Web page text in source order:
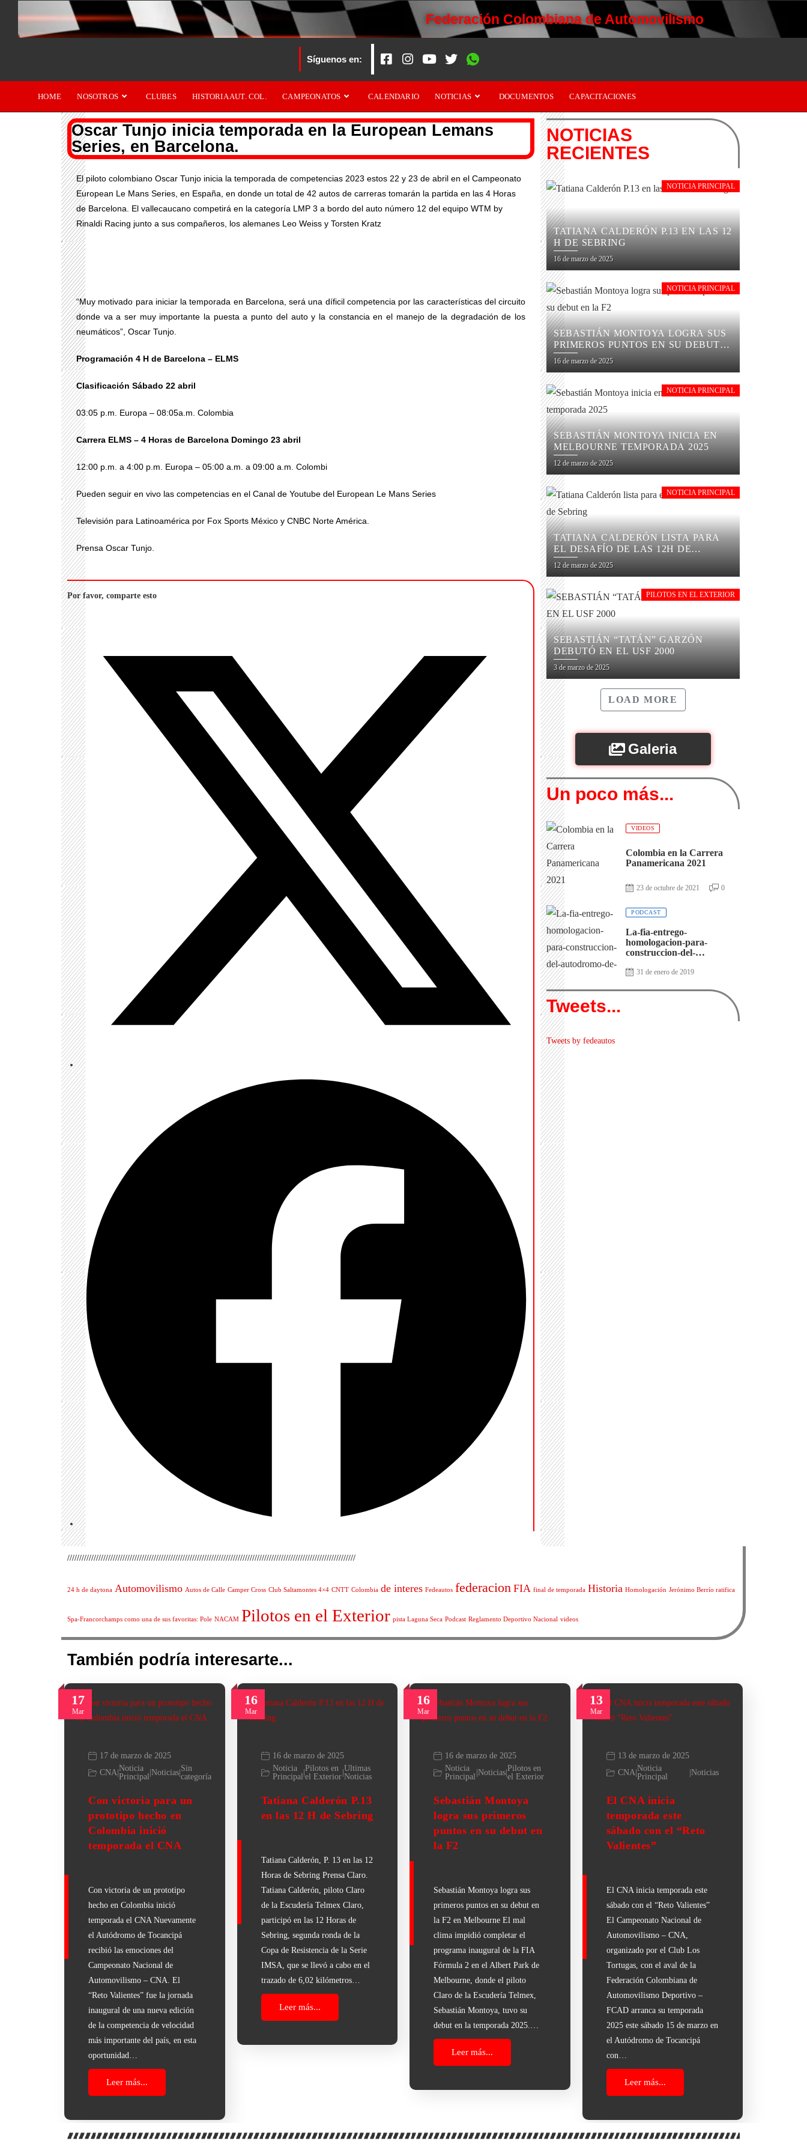
Federación Colombiana de Automovilismo
Síguenos en:
HOME NOSOTROS CLUBES HISTORIA AUT. COL. CAMPEONATOS CALENDARIO NOTICIAS DOCUMENTOS CAPACITACIONES
Oscar Tunjo inicia temporada en la European Lemans
Series, en Barcelona.
El piloto colombiano Oscar Tunjo inicia la temporada de competencias 2023 estos 22 y 23 de abril en el Campeonato
European Le Mans Series, en España, en donde un total de 42 autos de carreras tomarán la partida en las 4 Horas
de Barcelona. El vallecaucano competirá en la categoría LMP 3 a bordo del auto número 12 del equipo WTM by
Rinaldi Racing junto a sus compañeros, los alemanes Leo Weiss y Torsten Kratz
“Muy motivado para iniciar la temporada en Barcelona, será una díficil competencia por las características del circuito
donde va a ser muy importante la puesta a punto del auto y la constancia en el manejo de la degradación de los
neumáticos”, Oscar Tunjo.
Programación 4 H de Barcelona – ELMS
Clasificación Sábado 22 abril
03:05 p.m. Europa – 08:05a.m. Colombia
Carrera ELMS – 4 Horas de Barcelona Domingo 23 abril
12:00 p.m. a 4:00 p.m. Europa – 05:00 a.m. a 09:00 a.m. Colombi
Pueden seguir en vivo las competencias en el Canal de Youtube del European Le Mans Series
Televisión para Latinoamérica por Fox Sports México y CNBC Norte América.
Prensa Oscar Tunjo.
Por favor, comparte esto
NOTICIAS
RECIENTES
NOTICIA PRINCIPAL
TATIANA CALDERÓN P.13 EN LAS 12
H DE SEBRING
16 de marzo de 2025
NOTICIA PRINCIPAL
SEBASTIÁN MONTOYA LOGRA SUS
PRIMEROS PUNTOS EN SU DEBUT
EN LA F2
16 de marzo de 2025
NOTICIA PRINCIPAL
SEBASTIÁN MONTOYA INICIA EN
MELBOURNE TEMPORADA 2025
12 de marzo de 2025
NOTICIA PRINCIPAL
TATIANA CALDERÓN LISTA PARA
EL DESAFÍO DE LAS 12H DE
SEBRING
12 de marzo de 2025
PILOTOS EN EL EXTERIOR
SEBASTIÁN “TATÁN” GARZÓN
DEBUTÓ EN EL USF 2000
3 de marzo de 2025
LOAD MORE
Galeria
Un poco más...
VIDEOS
Colombia en la Carrera
Panamericana 2021
23 de octubre de 2021 0
PODCAST
La-fia-entrego-
homologacion-para-
construccion-del-
31 de enero de 2019
Tweets...
Tweets by fedeautos
////////////////////////////////////////////////////////////////////////////////////////////////////////////////////////
24 h de daytona Automovilismo Autos de Calle Camper Cross Club Saltamontes 4×4 CNTT Colombia de interes Fedeautos federacion FIA final de temporada Historia Homologación Jerónimo Berrío ratifica
Spa-Francorchamps como una de sus favoritas: Pole NACAM Pilotos en el Exterior pista Laguna Seca Podcast Reglamento Deportivo Nacional videos
También podría interesarte...
17
Mar
17 de marzo de 2025
CNA Noticia
Principal Noticias Sin
categoría
Con victoria para un
prototipo hecho en
Colombia inició
temporada el CNA
Con victoria de un prototipo
hecho en Colombia inició
temporada el CNA Nuevamente
el Autódromo de Tocancipá
recibió las emociones del
Campeonato Nacional de
Automovilismo – CNA. El
“Reto Valientes” fue la jornada
inaugural de una nueva edición
de la competencia de velocidad
más importante del país, en esta
oportunidad…
Leer más...
16
Mar
16 de marzo de 2025
Noticia
Principal
Pilotos en
el Exterior |Ultimas
Noticias
Tatiana Calderón P.13
en las 12 H de Sebring
Tatiana Calderón, P. 13 en las 12
Horas de Sebring Prensa Claro.
Tatiana Calderón, piloto Claro
de la Escudería Telmex Claro,
participó en las 12 Horas de
Sebring, segunda ronda de la
Copa de Resistencia de la Serie
IMSA, que se llevó a cabo en el
trazado de 6,02 kilómetros…
Leer más...
16
Mar
16 de marzo de 2025
Noticia
Principal Noticias| Pilotos en
el Exterior
Sebastián Montoya
logra sus primeros
puntos en su debut en
la F2
Sebastián Montoya logra sus
primeros puntos en su debut en
la F2 en Melbourne El mal
clima impidió completar el
programa inaugural de la FIA
Fórmula 2 en el Albert Park de
Melbourne, donde el piloto
Claro de la Escudería Telmex,
Sebastián Montoya, tuvo su
debut en la temporada 2025.…
Leer más...
13
Mar
13 de marzo de 2025
CNA| Noticia
Principal
Noticias
El CNA inicia
temporada este
sábado con el “Reto
Valientes”
El CNA inicia temporada este
sábado con el “Reto Valientes”
El Campeonato Nacional de
Automovilismo – CNA,
organizado por el Club Los
Tortugas, con el aval de la
Federación Colombiana de
Automovilismo Deportivo –
FCAD arranca su temporada
2025 este sábado 15 de marzo en
el Autódromo de Tocancipá
con…
Leer más...